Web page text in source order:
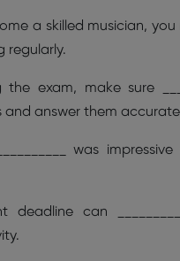
a skilled musician, you
regularly.
the exam, make sure
and answer them
was
deadline can